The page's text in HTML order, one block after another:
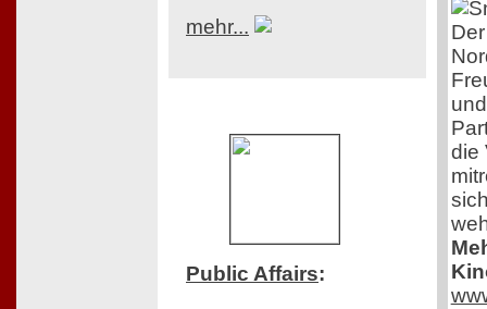
mehr...
Public Affairs:
die